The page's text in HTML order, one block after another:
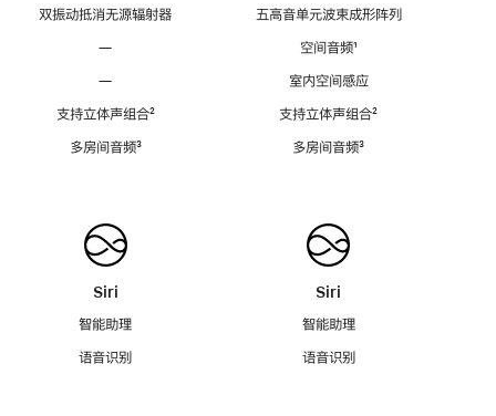
双振动抵消无源辐射器
—
—
支持立体声组合脚
²
多房间音频脚
³
Siri
智能助理
语音识别
五高音单元波束成形阵列
空间音频脚
¹
室内空间感应
支持立体声组合脚
²
多房间音频脚
³
Siri
智能助理
语音识别